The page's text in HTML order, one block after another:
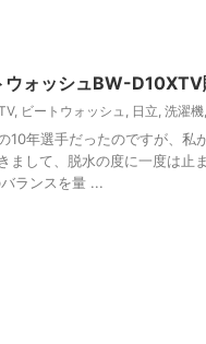
ウォッシュBW-D10XTV
, ビートウォッシュ 日立 洗濯機
10年選手だったのですが、私
まして、脱水の度に一度は止
ランスを量 ...